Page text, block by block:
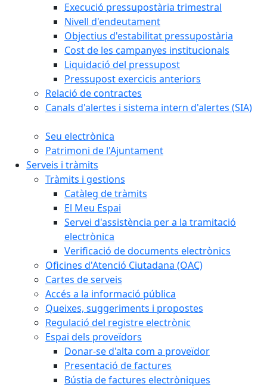
Execució pressupostària trimestral
Nivell d'endeutament
Objectius d'estabilitat pressupostària
Cost de les campanyes institucionals
Liquidació del pressupost
Pressupost exercicis anteriors
Relació de contractes
Canals d'alertes i sistema intern d'alertes (SIA)
Seu electrònica
Patrimoni de l'Ajuntament
Serveis i tràmits
Tràmits i gestions
Catàleg de tràmits
El Meu Espai
Servei d'assistència per a la tramitació
electrònica
Verificació de documents electrònics
Oficines d'Atenció Ciutadana (OAC)
Cartes de serveis
Accés a la informació pública
Queixes, suggeriments i propostes
Regulació del registre electrònic
Espai dels proveïdors
Donar-se d'alta com a proveïdor
Presentació de factures
Bústia de factures electròniques